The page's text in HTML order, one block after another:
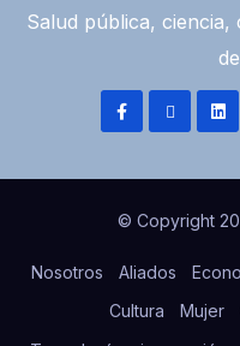
Salud pública,
© Copyright
Nosotros Aliados
Cultura
Mujer